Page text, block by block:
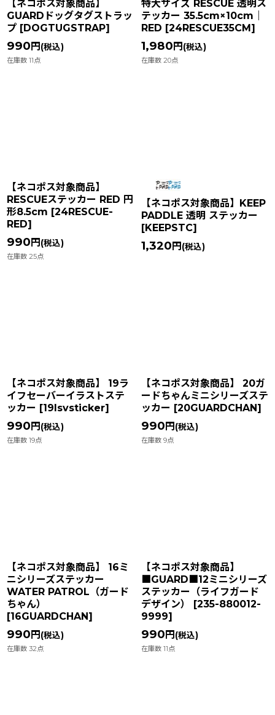
【ネコポス対象商品】
GUARDドッグタグストラッ
プ [DOGTUGSTRAP]
990 円 (税込)
在庫数 11点
特大サイズ RESCUE 透明ス
テッカー 35.5cm×10cm｜
RED [24RESCUE35CM]
1,980 円 (税込)
在庫数 20点
【ネコポス対象商品】
RESCUEステッカー RED 円
形8.5cm [24RESCUE-
RED]
990 円 (税込)
在庫数 25点
【ネコポス対象商品】KEEP
PADDLE 透明 ステッカー
[KEEPSTC]
1,320 円 (税込)
【ネコポス対象商品】 19ラ
イフセーバーイラストステ
ッカー [19lsvsticker]
990 円 (税込)
在庫数 19点
【ネコポス対象商品】 20ガ
ードちゃんミニシリーズステ
ッカー [20GUARDCHAN]
990 円 (税込)
在庫数 9点
【ネコポス対象商品】 16ミ
ニシリーズステッカー
WATER PATROL（ガード
ちゃん）
[16GUARDCHAN]
990 円 (税込)
在庫数 32点
【ネコポス対象商品】
■GUARD■12ミニシリーズ
ステッカー（ライフガード
デザイン）
[235-880012-
9999]
990 円 (税込)
在庫数 11点